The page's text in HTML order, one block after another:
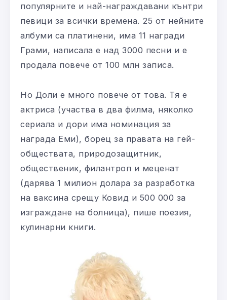
популярните и най-награждавани кънтри
певици за всички времена. 25 от нейните
албуми са платинени, има 11 награди
Грами, написала е над 3000 песни и е
продала повече от 100 млн записа.
Но Доли е много повече от това. Тя е
актриса (участва в два филма, няколко
сериала и дори има номинация за
награда Еми), борец за правата на гей-
обществата, природозащитник,
общественик, филантроп и меценат
(дарява 1 милион долара за разработка
на ваксина срещу Ковид и 500 000 за
изграждане на болница), пише поезия,
кулинарни книги.